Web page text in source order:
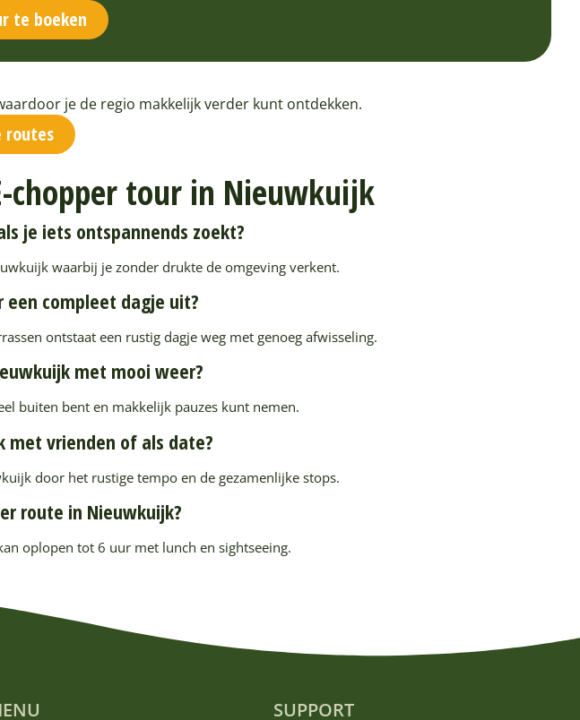
te boeken
je de regio makkelijk verder kunt ontdekken.
routes
chopper tour in Nieuwkuijk
je iets ontspannends zoekt?
waarbij je zonder drukte de omgeving verkent.
compleet dagje uit?
ontstaat een rustig dagje weg met genoeg afwisseling.
met mooi weer?
buiten bent en makkelijk pauzes kunt nemen.
met vrienden of als date?
door het rustige tempo en de gezamenlijke stops.
route in Nieuwkuijk?
oplopen tot 6 uur met lunch en sightseeing.
SUPPORT